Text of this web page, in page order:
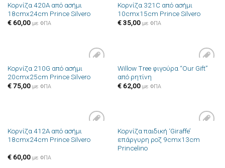
Πρόσθήκη
στην λίστα
Κορνίζα 420A από ασήμι
18cmx24cm Prince Silvero
€60,00 με ΦΠΑ
Πρόσθήκη
στην λίστα
Κορνίζα 321C από ασήμι
10cmx15cm Prince Silvero
€35,00 με ΦΠΑ
Πρόσθήκη
στην λίστα
Κορνίζα 210G από ασήμι
20cmx25cm Prince Silvero
€75,00 με ΦΠΑ
Πρόσθήκη
Willow Tree φιγούρα “Our Gift”
από ρητίνη
€62,00 με ΦΠΑ
Πρόσθήκη
στην λίστα
Κορνίζα 412A από ασήμι
18cmx24cm Prince Silvero
€60,00 με ΦΠΑ
Πρόσθήκη
στην λίστα
Κορνίζα παιδική ‘Giraffe’
επάργυρη ροζ 9cmx13cm
Princelino